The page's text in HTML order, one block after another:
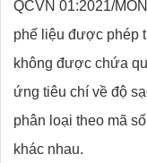
QCVN 01:2021/
phế liệu được phép
không được chứa
ứng tiêu chí về độ
phân loại theo mã
khác nhau.